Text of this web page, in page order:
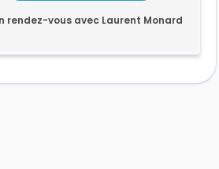
rendez-vous avec Laurent Monard